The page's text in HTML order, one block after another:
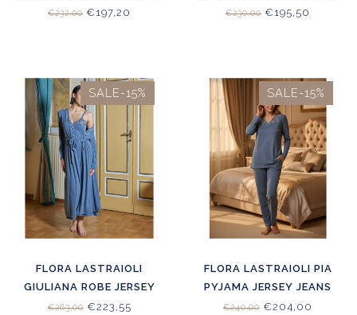
LONG JERSEY JEANS
€232,00 €197,20
JERSEY BLACK
€230,00 €195,50
SALE-15%
FLORA LASTRAIOLI
GIULIANA ROBE JERSEY
JEANS
€263,00€223,55
SALE-15%
FLORA LASTRAIOLI PIA
PYJAMA JERSEY JEANS
€240,00 €204,00